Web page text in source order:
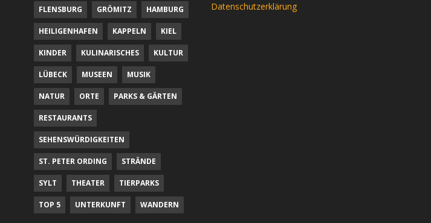
FLENSBURG GRÖMITZ HAMBURG
HEILIGENHAFEN KAPPELN KIEL
KINDER KULINARISCHES KULTUR
LÜBECK MUSEEN MUSIK
NATUR ORTE PARKS & GÄRTEN
RESTAURANTS
SEHENSWÜRDIGKEITEN
ST. PETER ORDING STRÄNDE
SYLT THEATER TIERPARKS
TOP 5 UNTERKUNFT WANDERN
Datenschutzerklärung